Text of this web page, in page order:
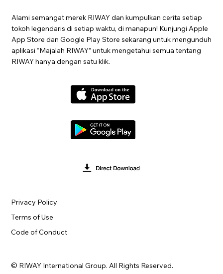
Alami semangat merek RIWAY dan kumpulkan cerita setiap
tokoh legendaris di setiap waktu, di manapun! Kunjungi Apple
App Store dan Google Play Store sekarang untuk mengunduh
aplikasi “Majalah RIWAY” untuk mengetahui semua tentang
RIWAY hanya dengan satu klik.
Terms of Use
Privacy Policy
Code of Conduct
© RIWAY International Group. All Rights Reserved.